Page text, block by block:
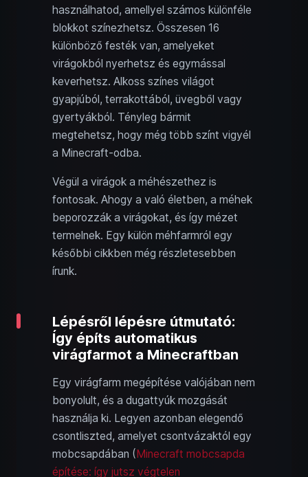
használhatod, amellyel számos különféle
blokkot színezhetsz. Összesen 16
különböző festék van, amelyeket
virágokból nyerhetsz és egymással
keverhetsz. Alkoss színes világot
gyapjúból, terrakottából, üvegből vagy
gyertyákból. Tényleg bármit
megtehetsz, hogy még több színt vigyél
a Minecraft-odba.
Végül a virágok a méhészethez is
fontosak. Ahogy a való életben, a méhek
beporozzák a virágokat, és így mézet
termelnek. Egy külön méhfarmról egy
későbbi cikkben még részletesebben
írunk.
Lépésről lépésre útmutató:
Így építs automatikus
virágfarmot a Minecraftban
Egy virágfarm megépítése valójában nem
bonyolult, és a dugattyúk mozgását
használja ki. Legyen azonban elegendő
csontliszted, amelyet csontvázaktól egy
mobcsapdában ( Minecraft mobcsapda
építése: így jutsz végtelen